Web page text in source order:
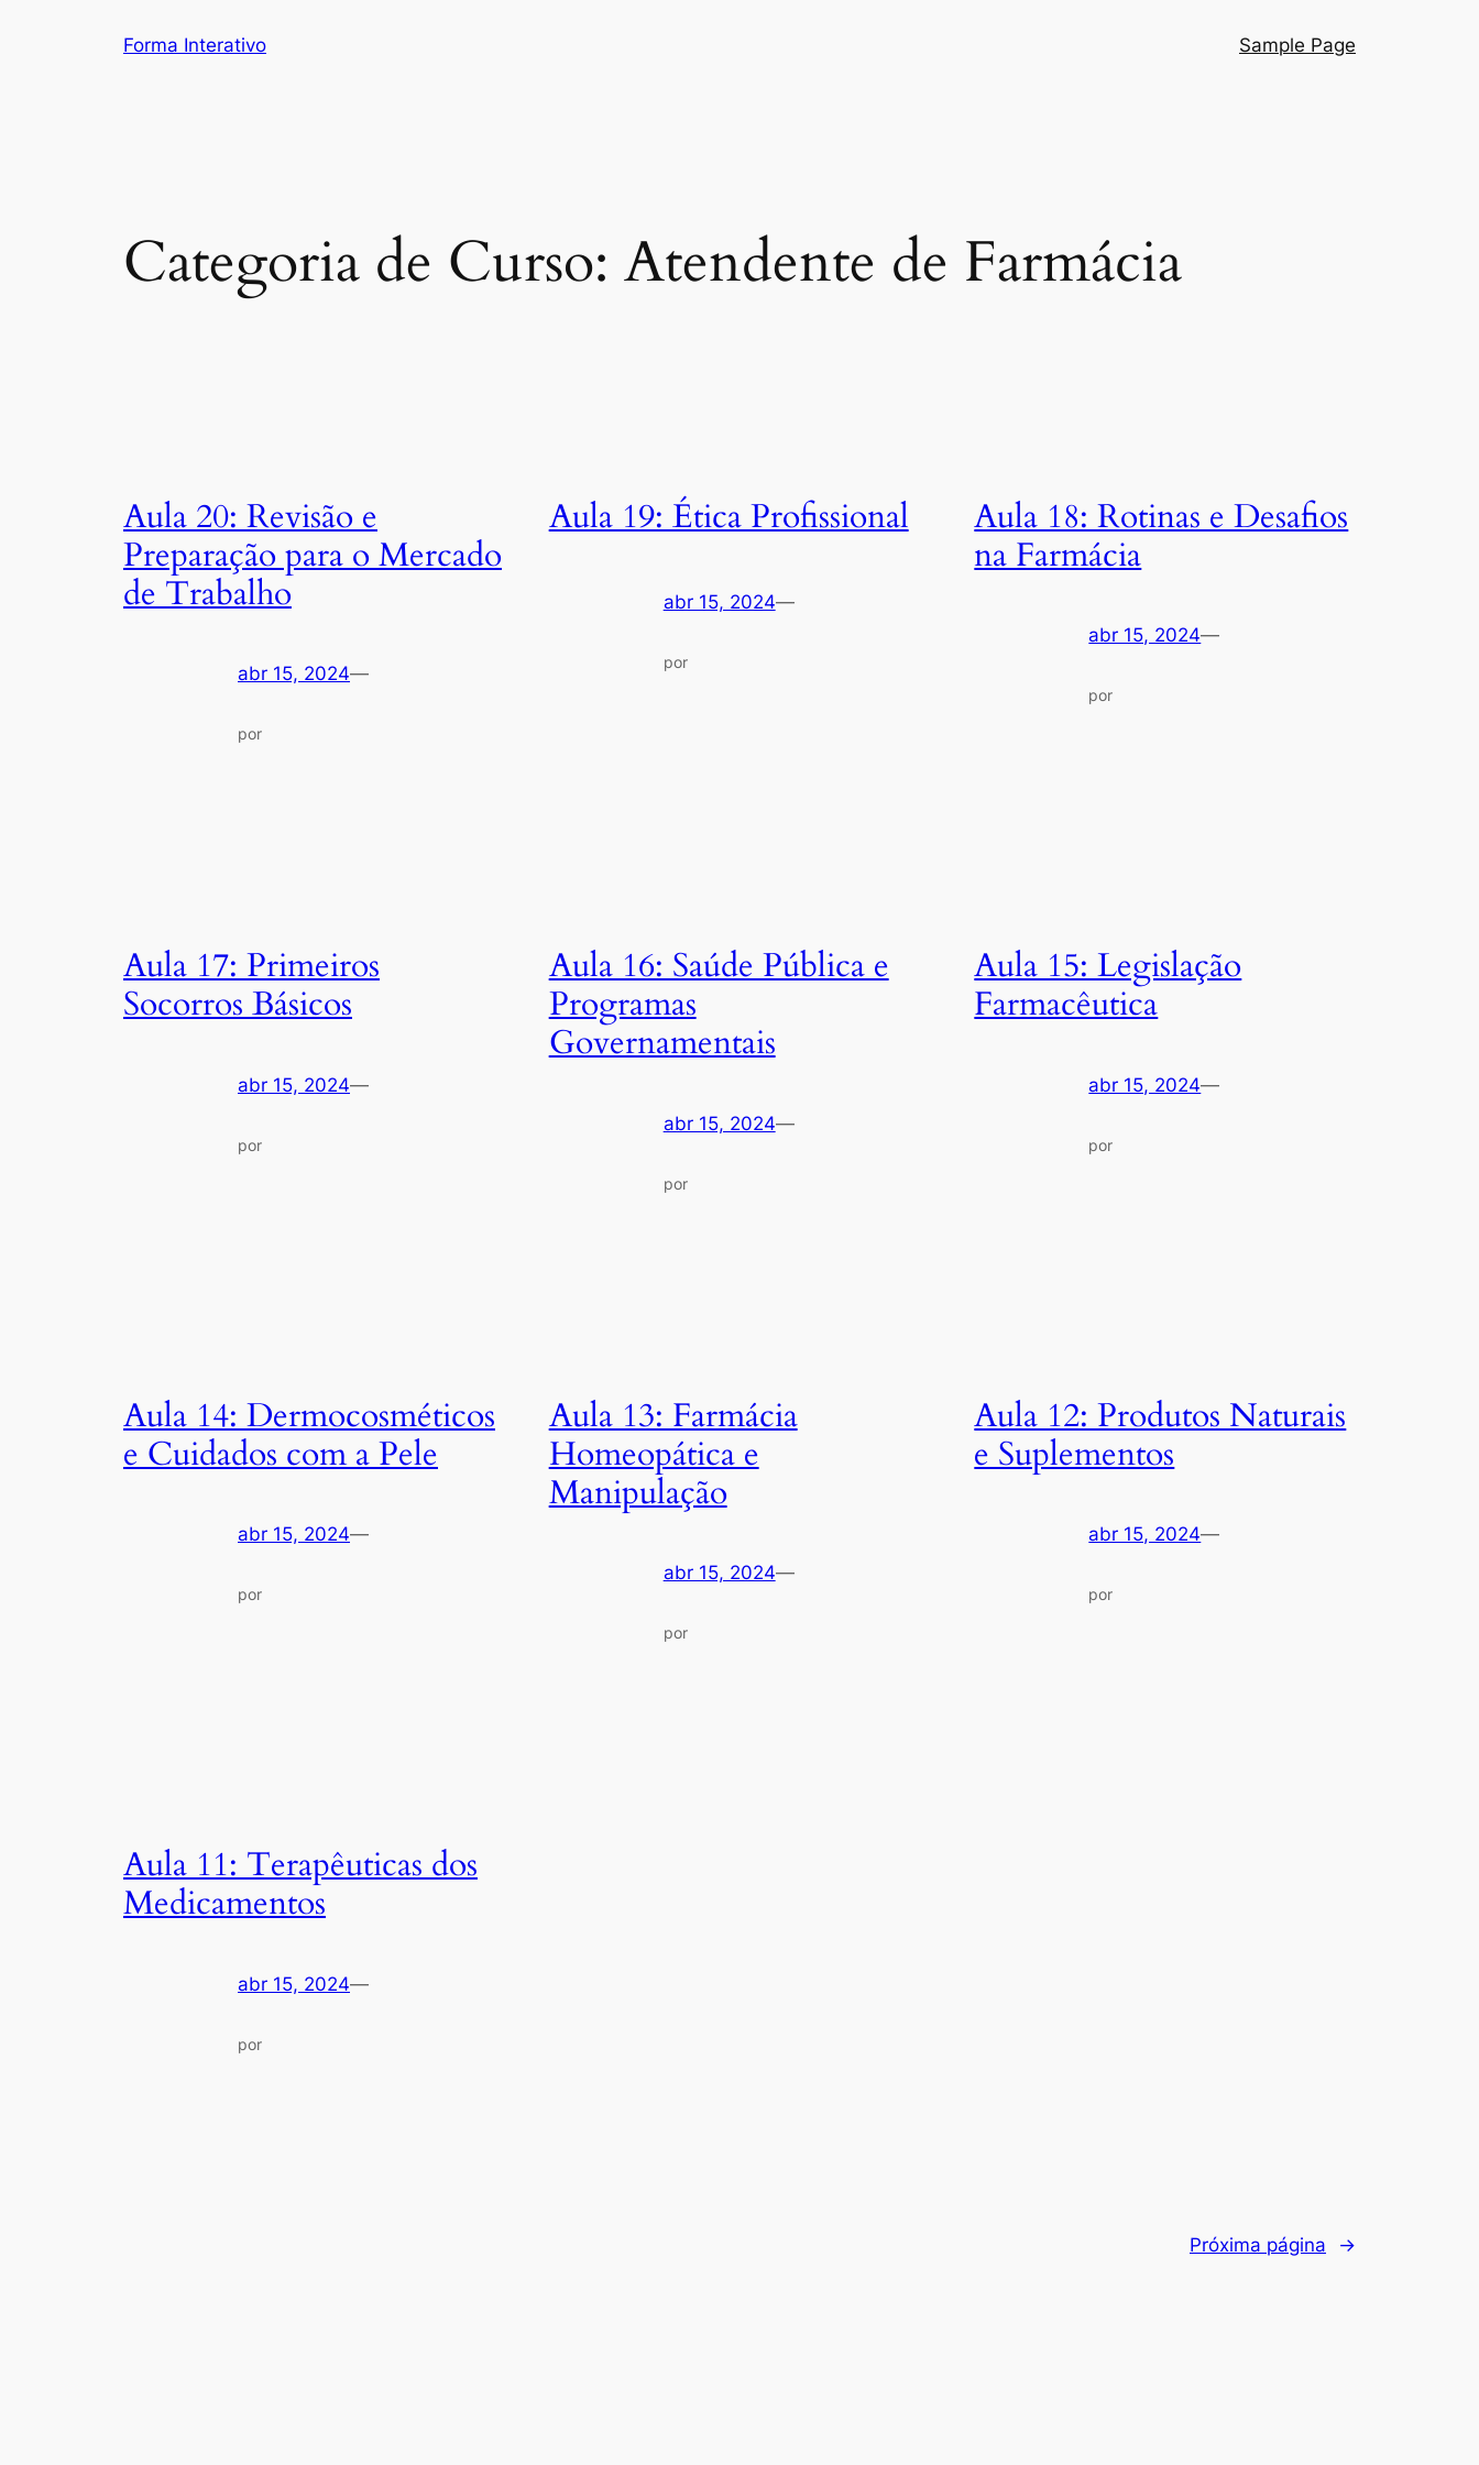
Forma Interativo Sample Page
Categoria de Curso: Atendente de Farmácia
Aula 20: Revisão e
Preparação para o Mercado
de Trabalho
abr 15, 2024—
por
Aula 19: Ética Profissional
abr 15, 2024—
por
Aula 18: Rotinas e Desafios
na Farmácia
abr 15, 2024—
por
Aula 17: Primeiros
Socorros Básicos
abr 15, 2024—
por
Aula 16: Saúde Pública e
Programas
Governamentais
abr 15, 2024—
por
Aula 15: Legislação
Farmacêutica
abr 15, 2024—
por
Aula 14: Dermocosméticos
e Cuidados com a Pele
abr 15, 2024—
por
Aula 13: Farmácia
Homeopática e
Manipulação
abr 15, 2024—
por
Aula 12: Produtos Naturais
e Suplementos
abr 15, 2024—
por
Aula 11: Terapêuticas dos
Medicamentos
abr 15, 2024—
por
Próxima página →